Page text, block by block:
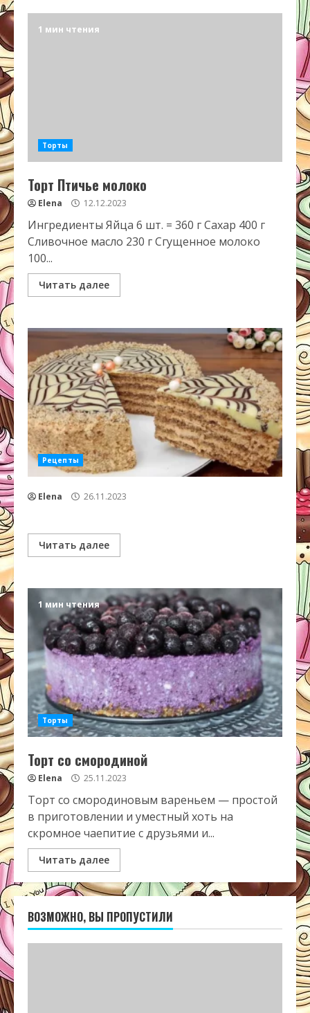
1 мин чтения
Торты
Торт Птичье молоко
Elena 12.12.2023
Ингредиенты Яйца 6 шт. = 360 г Сахар 400 г
Сливочное масло 230 г Сгущенное молоко
100...
Читать далее
Рецепты
Elena 26.11.2023
Читать далее
1 мин чтения
Торты
Торт со смородиной
Elena 25.11.2023
Торт со смородиновым вареньем — простой
в приготовлении и уместный хоть на
скромное чаепитие с друзьями и...
Читать далее
ВОЗМОЖНО, ВЫ ПРОПУСТИЛИ